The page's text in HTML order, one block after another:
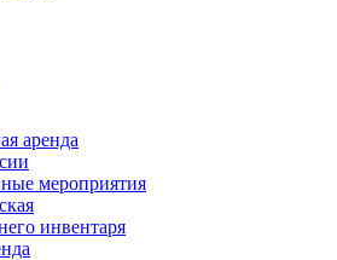
аренда
мероприятия
инвентаря